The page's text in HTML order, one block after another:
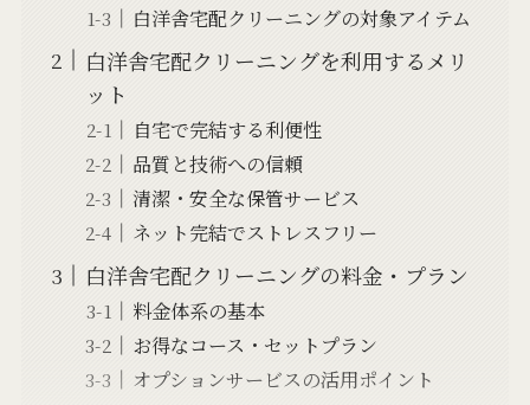
白洋舎宅配クリーニングの対象アイテム
白洋舎宅配クリーニングを利用するメリ
ット
自宅で完結する利便性
品質と技術への信頼
清潔・安全な保管サービス
ネット完結でストレスフリー
白洋舎宅配クリーニングの料金・プラン
料金体系の基本
お得なコース・セットプラン
オプションサービスの活用ポイント